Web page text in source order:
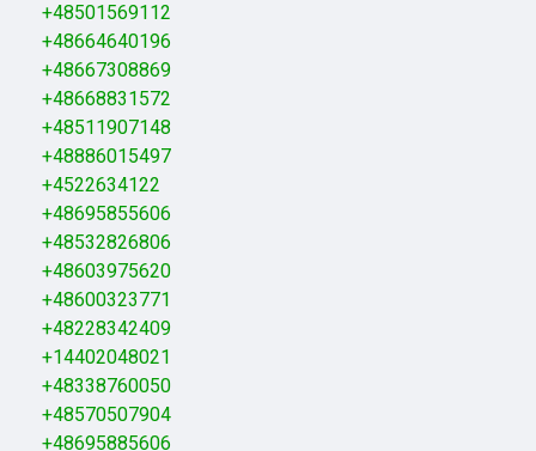
+48501569112
+48664640196
+48667308869
+48668831572
+48511907148
+48886015497
+4522634122
+48695855606
+48532826806
+48603975620
+48600323771
+48228342409
+14402048021
+48338760050
+48570507904
+48695885606